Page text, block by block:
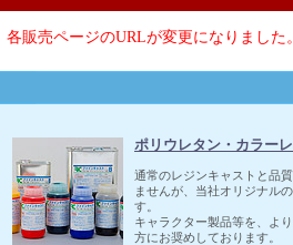
各販売ページのURLが変更になりまし
ポリウレタン・カラー
通常のレジンキャストと品
ませんが、当社オリジナル
す。
キャラクター製品等を、よ
方にお奨めしております。